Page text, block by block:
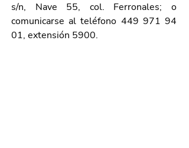
s/n, Nave 55, col. Ferronales; o
comunicarse al teléfono 449 971 94
01, extensión 5900.